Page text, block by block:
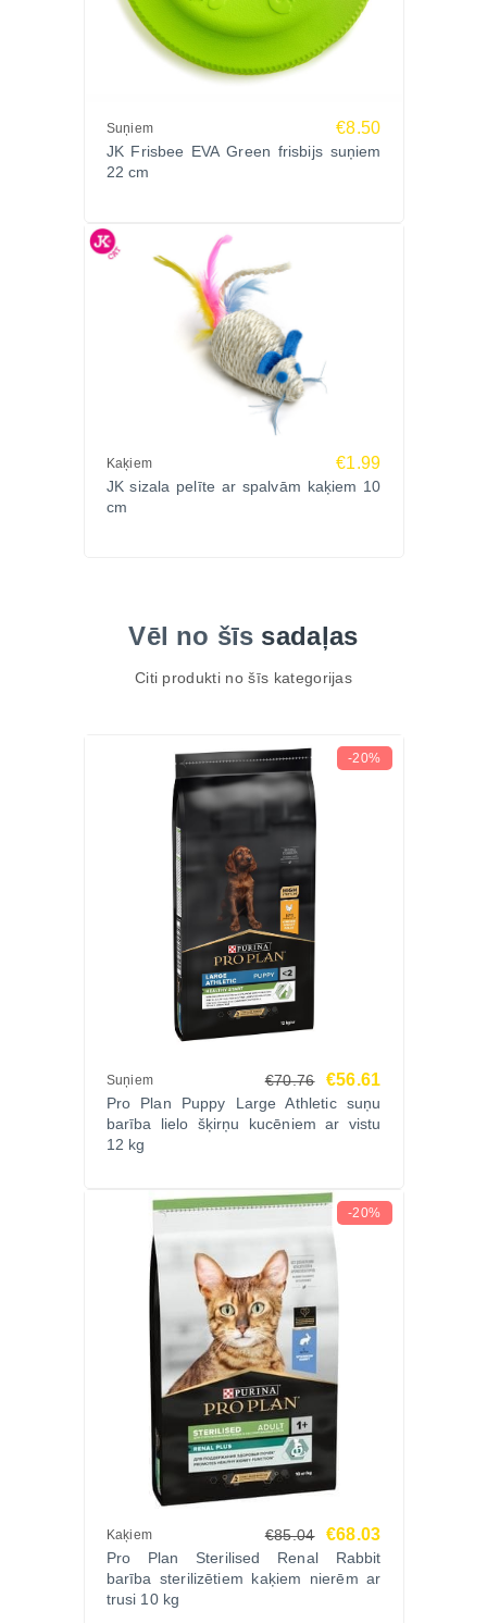
Suņiem €8.50
JK Frisbee EVA Green frisbijs suņiem
22 cm
Kaķiem €1.99
JK sizala pelīte ar spalvām kaķiem 10
cm
Vēl no šīs sadaļas
Citi produkti no šīs kategorijas
-20%
Suņiem €70.76 €56.61
Pro Plan Puppy Large Athletic suņu
barība lielo šķirņu kucēniem ar vistu
12 kg
-20%
Kaķiem €85.04 €68.03
Pro Plan Sterilised Renal Rabbit
barība sterilizētiem kaķiem nierēm ar
trusi 10 kg